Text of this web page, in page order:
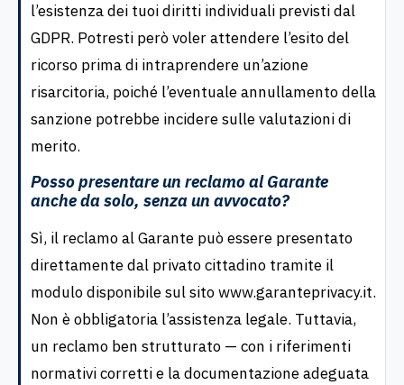
l’esistenza dei tuoi diritti individuali previsti dal
GDPR. Potresti però voler attendere l’esito del
ricorso prima di intraprendere un’azione
risarcitoria, poiché l’eventuale annullamento della
sanzione potrebbe incidere sulle valutazioni di
merito.
Posso presentare un reclamo al Garante
anche da solo, senza un avvocato?
Sì, il reclamo al Garante può essere presentato
direttamente dal privato cittadino tramite il
modulo disponibile sul sito www.garanteprivacy.it.
Non è obbligatoria l’assistenza legale. Tuttavia,
un reclamo ben strutturato — con i riferimenti
normativi corretti e la documentazione adeguata